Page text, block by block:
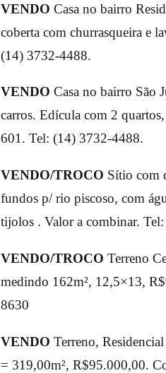
VENDO Casa no bairro
coberta com churrasqueira e
(14) 3732-4488.
VENDO Casa no bairro São
carros. Edícula com 2
601. Tel: (14) 3732-4488.
VENDO/TROCO Sítio com
fundos p/ rio piscoso, com
tijolos . Valor a combinar.
VENDO/TROCO Terreno
medindo 162m², 12,5×13,
8630
VENDO Terreno,
= 319,00m², R$95.000,00.